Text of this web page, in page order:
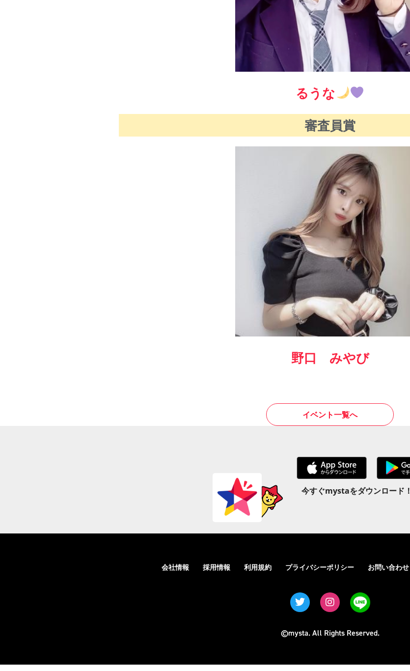
るうな
審査員賞
野口 みやび
イベント一覧へ
今すぐmystaをダウンロード！
会社情報 採用情報 利用規約 プライバシーポリシー お問い合わせ
©mysta. All Rights Reserved.